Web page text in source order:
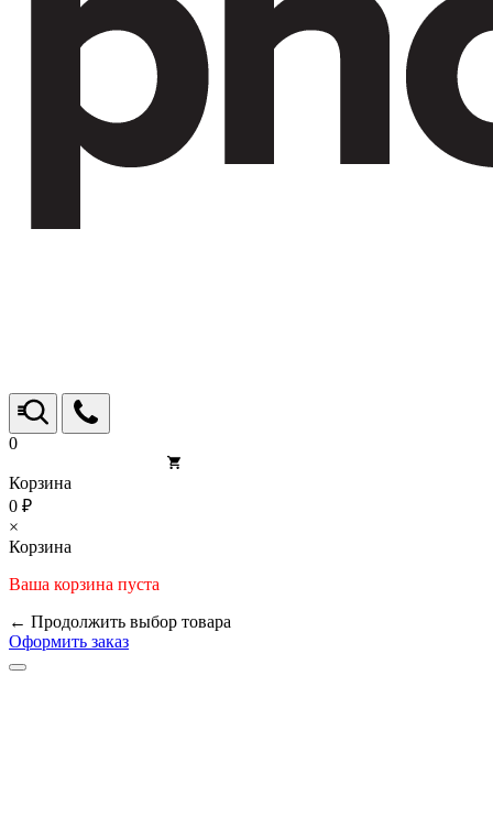
0
Корзина
0 ₽
×
Корзина
Ваша корзина пуста
← Продолжить выбор товара
Оформить заказ